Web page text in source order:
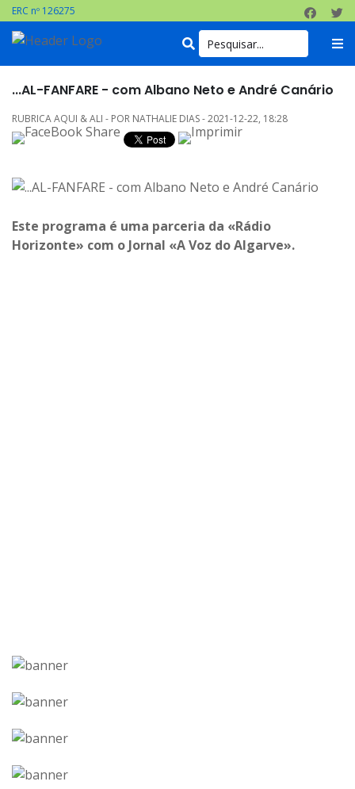
ERC nº 126275
...AL-FANFARE - com Albano Neto e André Canário
RUBRICA AQUI & ALI - POR NATHALIE DIAS - 2021-12-22, 18:28
Este programa é uma parceria da «Rádio
Horizonte» com o Jornal «A Voz do Algarve».